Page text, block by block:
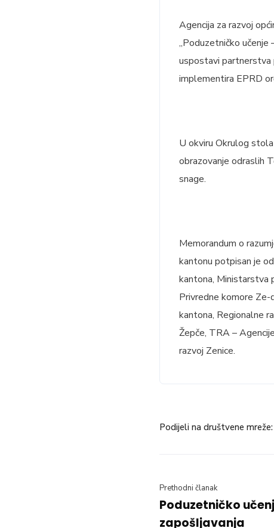
Agencija za razvoj
„Poduzetničko učenje
uspostavi partnerstva
implementira EPRD
U okviru Okrulog
obrazovanje odraslih
snage.
Memorandum o
kantonu potpisan je
kantona, Ministarstva
Privredne komore
kantona, Regionalne
Žepče, TRA –
razvoj Zenice.
Podijeli na društvene mreže:
Prethodni članak
Poduzetničko
zapošljavanja